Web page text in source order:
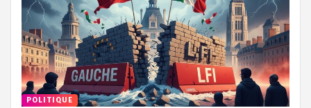
POLITIQUE